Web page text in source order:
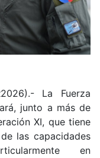
La Fuerza
junto a más de
XI, que tiene
las capacidades
en